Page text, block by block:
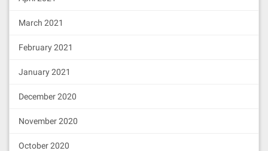
March 2021
February 2021
January 2021
December 2020
November 2020
October 2020